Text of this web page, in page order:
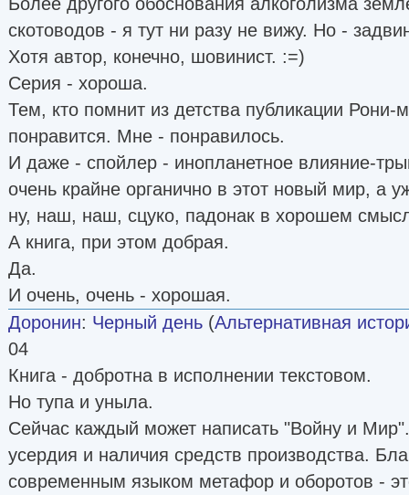
скотоводов - я тут ни разу не вижу. Но -
Хотя автор, конечно, шовинист. :=)
Серия - хороша.
Тем, кто помнит из детства публикации Рони-
понравится. Мне - понравилось.
И даже - спойлер - инопланетное влияние-
очень крайне органично в этот новый мир, а
ну, наш, наш, сцуко, падонак в хорошем
А книга, при этом добрая.
Да.
И очень, очень - хорошая.
Доронин: Черный день (Альтернативная
04
Книга - добротна в исполнении текстовом.
Но тупа и уныла.
Сейчас каждый может написать "Войну и
усердия и наличия средств производства.
современным языком метафор и оборотов -